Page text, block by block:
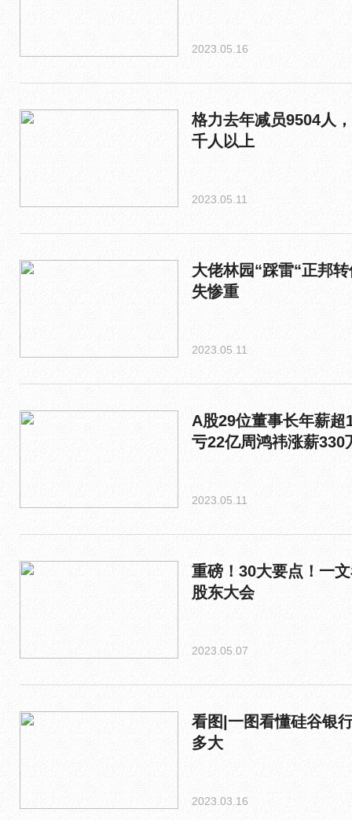
2023.05.16
格力去年减员9504人
千人以上
2023.05.11
大佬林园“踩雷“正邦
失惨重
2023.05.11
A股29位董事长年薪超
亏22亿周鸿祎涨薪330
2023.05.11
重磅！30大要点！一
股东大会
2023.05.07
看图|一图看懂硅谷银
多大
2023.03.16